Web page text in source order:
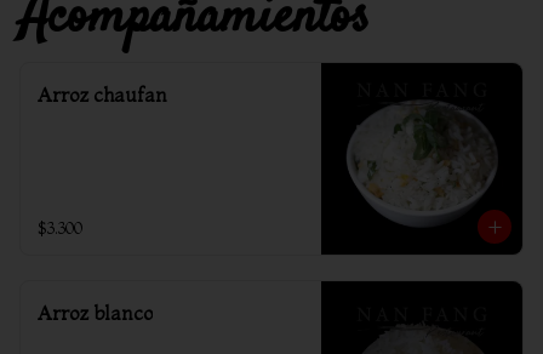
Acompañamientos
Arroz chaufan
$3.300
Arroz blanco